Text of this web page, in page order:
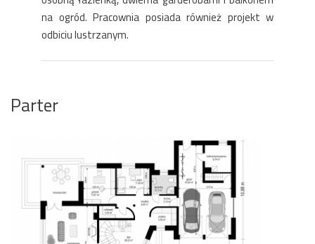
na ogród. Pracownia posiada również projekt w
odbiciu lustrzanym.
Parter